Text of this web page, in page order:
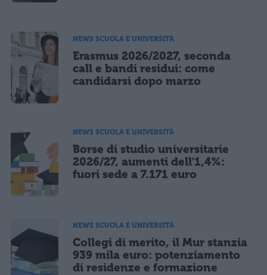
NEWS SCUOLA E UNIVERSITÀ
Erasmus 2026/2027, seconda
call e bandi residui: come
candidarsi dopo marzo
NEWS SCUOLA E UNIVERSITÀ
Borse di studio universitarie
2026/27, aumenti dell'1,4%:
fuori sede a 7.171 euro
NEWS SCUOLA E UNIVERSITÀ
Collegi di merito, il Mur stanzia
939 mila euro: potenziamento
di residenze e formazione